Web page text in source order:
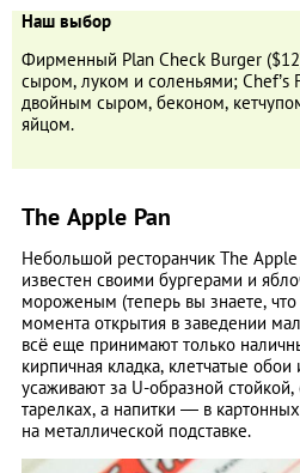
Наш выбор
Фирменный Plan Check Burger
сыром, луком и соленьями; Chef’s
двойным сыром, беконом,
яйцом.
The Apple Pan
Небольшой ресторанчик The
известен своими бургерами и
мороженым (теперь вы знаете, что
момента открытия в заведении
всё еще принимают только
кирпичная кладка, клетчатые
усаживают за U-образной
тарелках, а напитки — в
на металлической подставке.